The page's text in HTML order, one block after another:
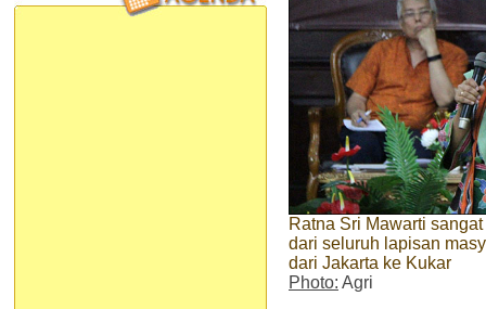
Ratna Sri Mawarti
dari seluruh lapisan
dari Jakarta ke Kukar
Photo: Agri